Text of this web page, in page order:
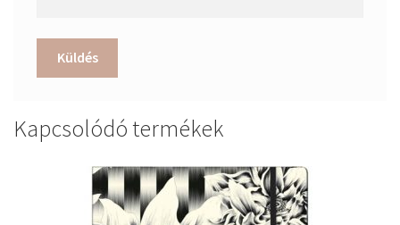
Kapcsolódó termékek